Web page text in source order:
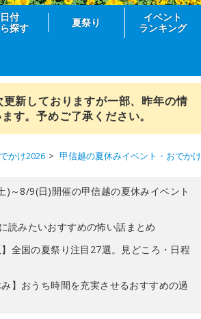
日付
探す
夏祭り
イベント
ランキング
新しておりますが一部、昨年の情
す。予めご了承ください。
かけ2026 甲信越の夏休みイベント・おでか
)～8/9(日)開催の甲信越の夏休みイベント
読みたいおすすめの怖い話まとめ
】全国の夏祭り注目27選。見どころ・日程
み】おうち時間を充実させるおすすめの過